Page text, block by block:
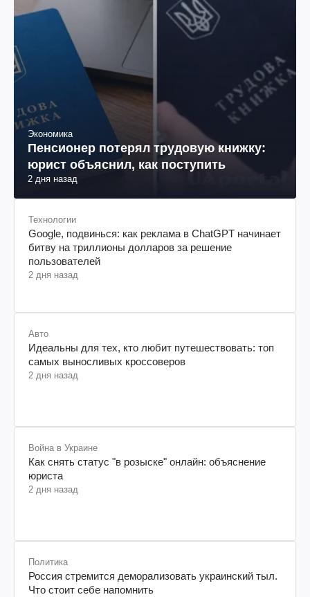
Экономика
Пенсионер потерял трудовую книжку:
юрист объяснил, как поступить
2 дня назад
Технологии
Google, подвинься: как реклама в ChatGPT начинает
битву на триллионы долларов за решение
пользователей
2 дня назад
Авто
Идеальны для тех, кто любит путешествовать: топ
самых выносливых кроссоверов
2 дня назад
Война в Украине
Как снять статус "в розыске" онлайн: объяснение
юриста
2 дня назад
Политика
Россия стремится деморализовать украинский тыл.
Что стоит себе напомнить